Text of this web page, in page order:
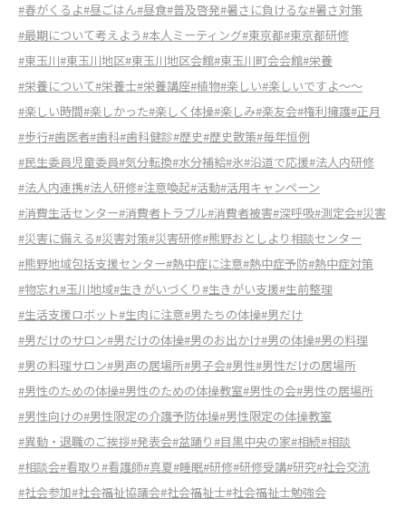
#春がくるよ#昼ごはん#昼食#普及啓発#暑さに負けるな#暑さ対策
#最期について考えよう#本人ミーティング#東京都#東京都研修
#東玉川#東玉川地区#東玉川地区会館#東玉川町会会館#栄養
#栄養について#栄養士#栄養講座#植物#楽しい#楽しいですよ～～
#楽しい時間#楽しかった#楽しく体操#楽しみ#楽友会#権利擁護#正月
#歩行#歯医者#歯科#歯科健診#歴史#歴史散策#毎年恒例
#民生委員児童委員#気分転換#水分補給#氷#沿道で応援#法人内研修
#法人内連携#法人研修#注意喚起#活動#活用キャンペーン
#消費生活センター#消費者トラブル#消費者被害#深呼吸#測定会#災害
#災害に備える#災害対策#災害研修#熊野おとしより相談センター
#熊野地域包括支援センター#熱中症に注意#熱中症予防#熱中症対策
#物忘れ#玉川地域#生きがいづくり#生きがい支援#生前整理
#生活支援ロボット#生肉に注意#男たちの体操#男だけ
#男だけのサロン#男だけの体操#男のお出かけ#男の体操#男の料理
#男の料理サロン#男声の居場所#男子会#男性#男性だけの居場所
#男性のための体操#男性のための体操教室#男性の会#男性の居場所
#男性向けの#男性限定の介護予防体操#男性限定の体操教室
#異動・退職のご挨拶#発表会#盆踊り#目黒中央の家#相続#相談
#相談会#看取り#看護師#真夏#睡眠#研修#研修受講#研究#社会交流
#社会参加#社会福祉協議会#社会福祉士#社会福祉士勉強会